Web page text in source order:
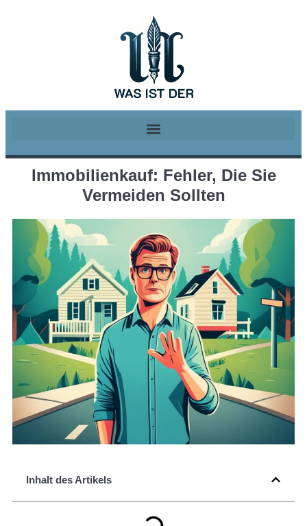
Immobilienkauf: Fehler, Die Sie
Vermeiden Sollten
Inhalt des Artikels